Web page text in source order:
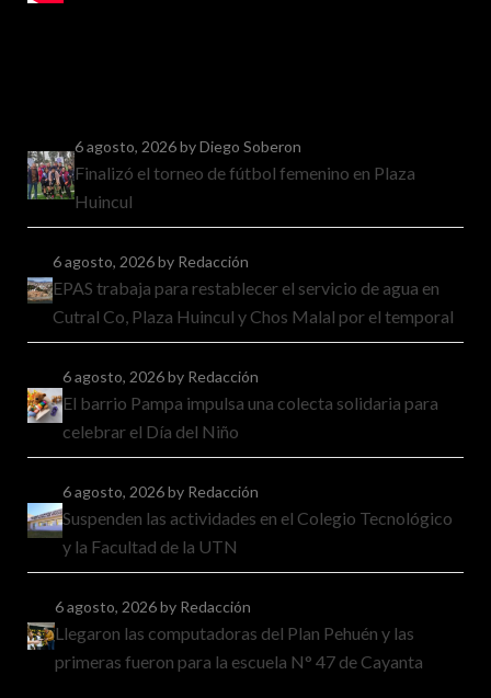
6 agosto, 2026by Diego Soberon
Finalizó el torneo de fútbol femenino en Plaza
Huincul
6 agosto, 2026by Redacción
EPAS trabaja para restablecer el servicio de agua en
Cutral Co, Plaza Huincul y Chos Malal por el temporal
6 agosto, 2026by Redacción
El barrio Pampa impulsa una colecta solidaria para
celebrar el Día del Niño
6 agosto, 2026by Redacción
Suspenden las actividades en el Colegio Tecnológico
y la Facultad de la UTN
6 agosto, 2026by Redacción
Llegaron las computadoras del Plan Pehuén y las
primeras fueron para la escuela N° 47 de Cayanta